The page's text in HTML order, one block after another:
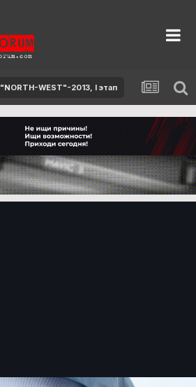
"NORTH-WEST"-2013, I этап